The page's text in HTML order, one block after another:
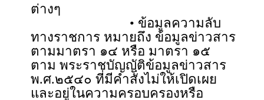
ต่างๆ
• ข้อมูลความลับ
ทางราชการ หมายถึง ข้อมูลข่าวสาร
ตามมาตรา ๑๔ หรือ มาตรา ๑๕
ตาม พระราชบัญญัติข้อมูลข่าวสาร
พ.ศ.๒๕๔๐ ที่มีคำสั่งไม่ให้เปิดเผย
และอยู่ในความครอบครองหรือ